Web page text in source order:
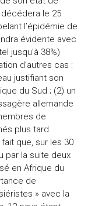
le 25
l’épidémie de
évidente avec
jusqu’à 38%)
d’autres cas :
justifiant son
du Sud ; (2) un
allemande
de
plus tard
que, sur les 30
par la suite deux
en Afrique du
de
» avec la